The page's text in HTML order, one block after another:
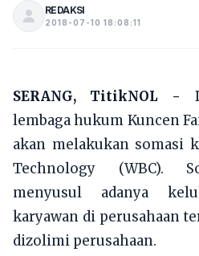
REDAKSI
2018-07-10 18:08:11
SERANG, TitikNOL -
lembaga hukum Kuncen
akan melakukan somasi
Technology (WBC).
menyusul adanya
karyawan di perusahaan
dizolimi perusahaan.